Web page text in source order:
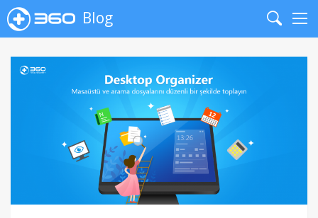
Blog
Search